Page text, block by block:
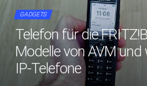
GADGETS
Telefon für die
Modelle von AVM und
IP-Telefone